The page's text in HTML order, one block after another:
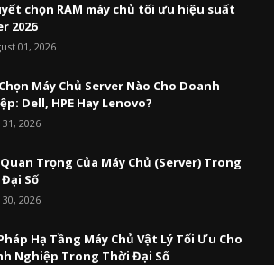
chọn RAM máy chủ tối ưu hiệu suất
2026
01, 2026
Máy Chủ Server Nào Cho Doanh
Dell, HPE Hay Lenovo?
31, 2026
Trọng Của Máy Chủ (Server) Trong
Số
30, 2026
Hạ Tầng Máy Chủ Vật Lý Tối Ưu Cho
Nghiệp Trong Thời Đại Số